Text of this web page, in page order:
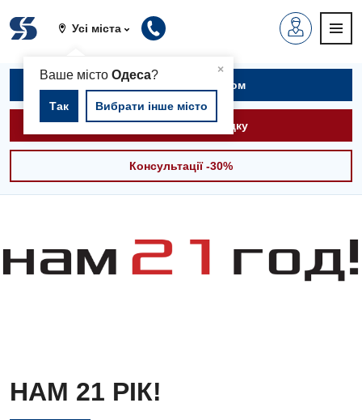
Усі міста
×
Ваше містоОдеса?
Так Вибрати інше місто
Записатися на прийом
Викликати швидку
Консультації -30%
НАМ 21 РІК!